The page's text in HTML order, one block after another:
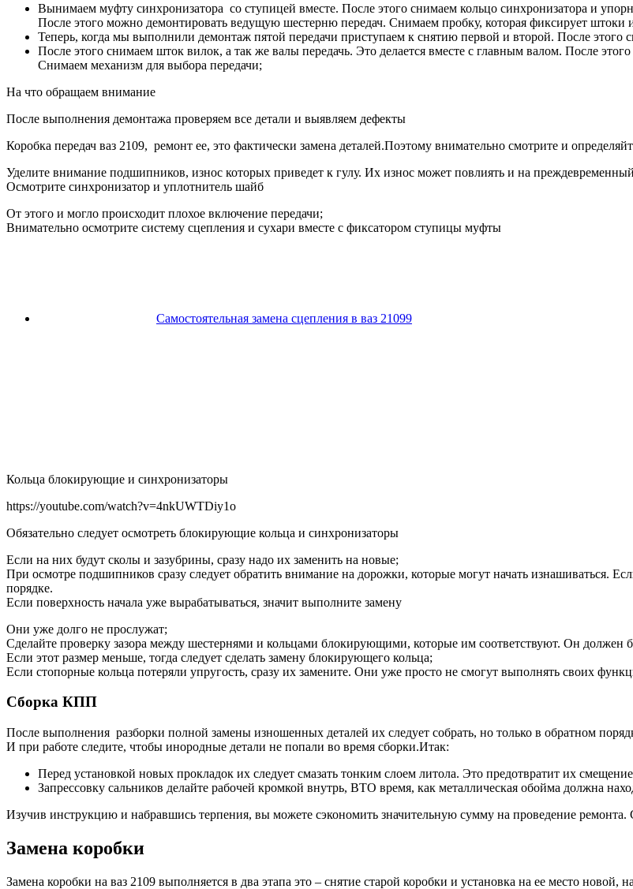
Вынимаем муфту синхронизатора со ступицей вместе. После этого снимаем кольцо синхронизатора и
После этого можно демонтировать ведущую шестерню передач. Снимаем пробку, которая фиксирует штоки
Теперь, когда мы выполнили демонтаж пятой передачи приступаем к снятию первой и второй. После этого
После этого снимаем шток вилок, а так же валы передачь. Это делается вместе с главным валом. После
Снимаем механизм для выбора передачи;
На что обращаем внимание
После выполнения демонтажа проверяем все детали и выявляем дефекты
Коробка передач ваз 2109, ремонт ее, это фактически замена деталей.Поэтому внимательно смотрите и
Уделите внимание подшипников, износ которых приведет к гулу. Их износ может повлиять и на
Осмотрите синхронизатор и уплотнитель шайб
От этого и могло происходит плохое включение передачи;
Внимательно осмотрите систему сцепления и сухари вместе с фиксатором ступицы муфты
Самостоятельная замена сцепления в ваз 21099
Кольца блокирующие и синхронизаторы
https://youtube.com/watch?v=4nkUWTDiy1o
Обязательно следует осмотреть блокирующие кольца и синхронизаторы
Если на них будут сколы и зазубрины, сразу надо их заменить на новые;
При осмотре подшипников сразу следует обратить внимание на дорожки, которые могут начать изнашиваться.
порядке.
Если поверхность начала уже вырабатываться, значит выполните замену
Они уже долго не прослужат;
Сделайте проверку зазора между шестернями и кольцами блокирующими, которые им соответствуют. Он должен
Если этот размер меньше, тогда следует сделать замену блокирующего кольца;
Если стопорные кольца потеряли упругость, сразу их замените. Они уже просто не смогут выполнять своих
Сборка КПП
После выполнения разборки полной замены изношенных деталей их следует собрать, но только в обратном
И при работе следите, чтобы инородные детали не попали во время сборки.Итак:
Перед установкой новых прокладок их следует смазать тонким слоем литола. Это предотвратит их
Запрессовку сальников делайте рабочей кромкой внутрь, ВТО время, как металлическая обойма должна
Изучив инструкцию и набравшись терпения, вы можете сэкономить значительную сумму на проведение ремонта.
Замена коробки
Замена коробки на ваз 2109 выполняется в два этапа это – снятие старой коробки и установка на ее место новой,